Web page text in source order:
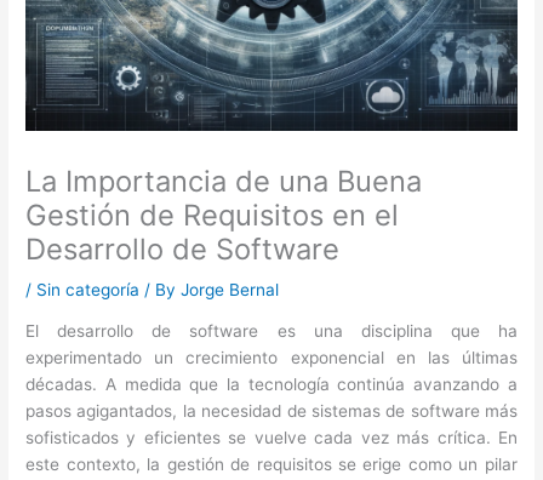
La Importancia de una Buena
Gestión de Requisitos en el
Desarrollo de Software
/ Sin categoría / ByJorge Bernal
El desarrollo de software es una disciplina que ha
experimentado un crecimiento exponencial en las últimas
décadas. A medida que la tecnología continúa avanzando a
pasos agigantados, la necesidad de sistemas de software más
sofisticados y eficientes se vuelve cada vez más crítica. En
este contexto, la gestión de requisitos se erige como un pilar